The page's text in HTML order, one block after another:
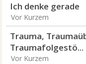
Ich denke gerade
Vor Kurzem
Trauma,
Traumafolgestö...
Vor Kurzem